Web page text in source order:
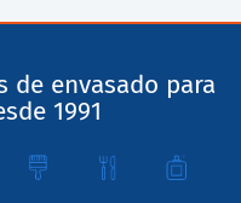
de envasado para
1991